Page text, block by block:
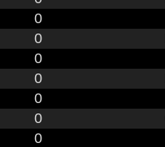
0
0
0
0
0
0
0